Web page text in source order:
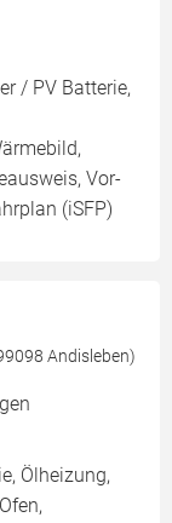
/ PV Batterie,
Vor-
(iSFP)
Andisleben)
Ölheizung,